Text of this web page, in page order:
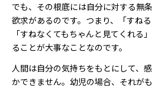
でも、その根底には自分に対する無
欲求があるのです。つまり、「すね
「すねなくてもちゃんと見てくれる
ることが大事なことなのです。
人間は自分の気持ちをもとにして、
かできません。幼児の場合、それが